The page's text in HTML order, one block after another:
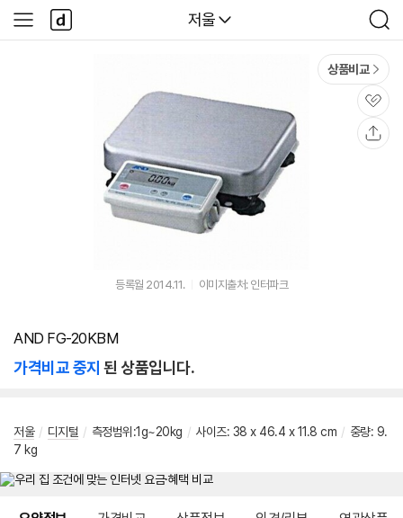
다나와
저울
검
색
사
이
다
나
와
상품비교
관
심
등록월 2014.11. 이미지출처: 인터파크
AND FG-20KBM
가격비교 중지 된 상품입니다.
저울 / 디지털 / 측정범위:1g~20kg / 사이즈: 38 x 46.4 x 11.8 cm / 중량: 9.
7 kg